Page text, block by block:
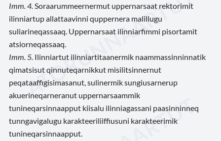
Imm. 4. Soraarummeernermut uppernarsaat rektorimit
ilinniartup allattaavinni quppernera malillugu
suliarineqassaaq. Uppernarsaat ilinniarfimmi pisortamit
atsiorneqassaaq.
Imm. 5. Ilinniartut ilinniartitaanermik naammassinninnatik
qimatsisut qinnuteqarnikkut misilitsinnernut
peqataaffigisimasanut, sulinermik sungiusarnerup
akuerineqarneranut uppernarsaammik
tunineqarsinnaapput kiisalu ilinniagassani paasinninneq
tunngavigalugu karakteeriliiffiusuni karakteerimik
tunineqarsinnaapput.